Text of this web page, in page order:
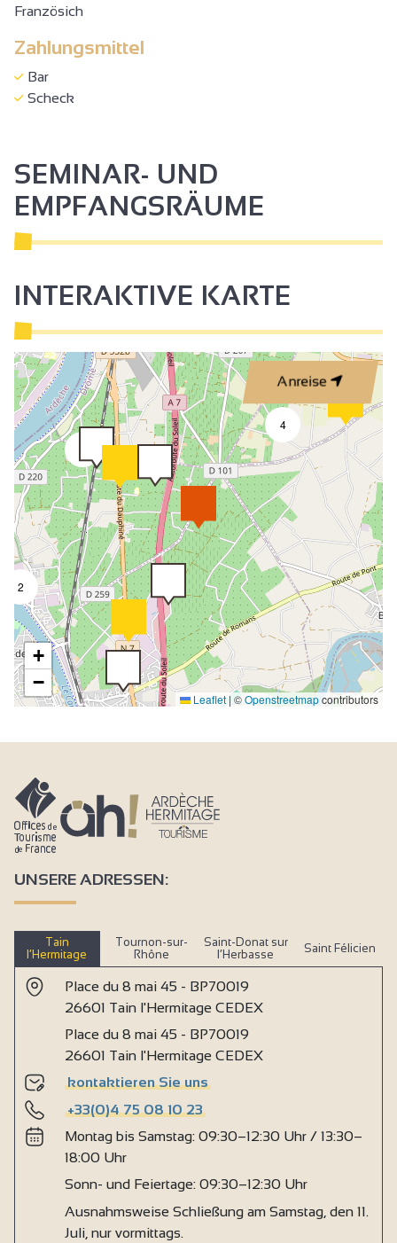
Französich
Zahlungsmittel
Bar
Scheck
SEMINAR- UND
EMPFANGSRÄUME
INTERAKTIVE KARTE
Anreise
4
2
+
−
Leaflet| ©Openstreetmapcontributors
UNSERE ADRESSEN:
Tain
l’Hermitage
Tournon-sur-
Rhône
Saint-Donat sur
l’Herbasse
Saint Félicien
Place du 8 mai 45 - BP70019
26601 Tain l'Hermitage CEDEX
Place du 8 mai 45 - BP70019
26601 Tain l'Hermitage CEDEX
kontaktieren Sie uns
+33(0)4 75 08 10 23
Montag bis Samstag: 09:30–12:30 Uhr / 13:30–
18:00 Uhr
Sonn- und Feiertage: 09:30–12:30 Uhr
Ausnahmsweise Schließung am Samstag, den 11.
Juli, nur vormittags.